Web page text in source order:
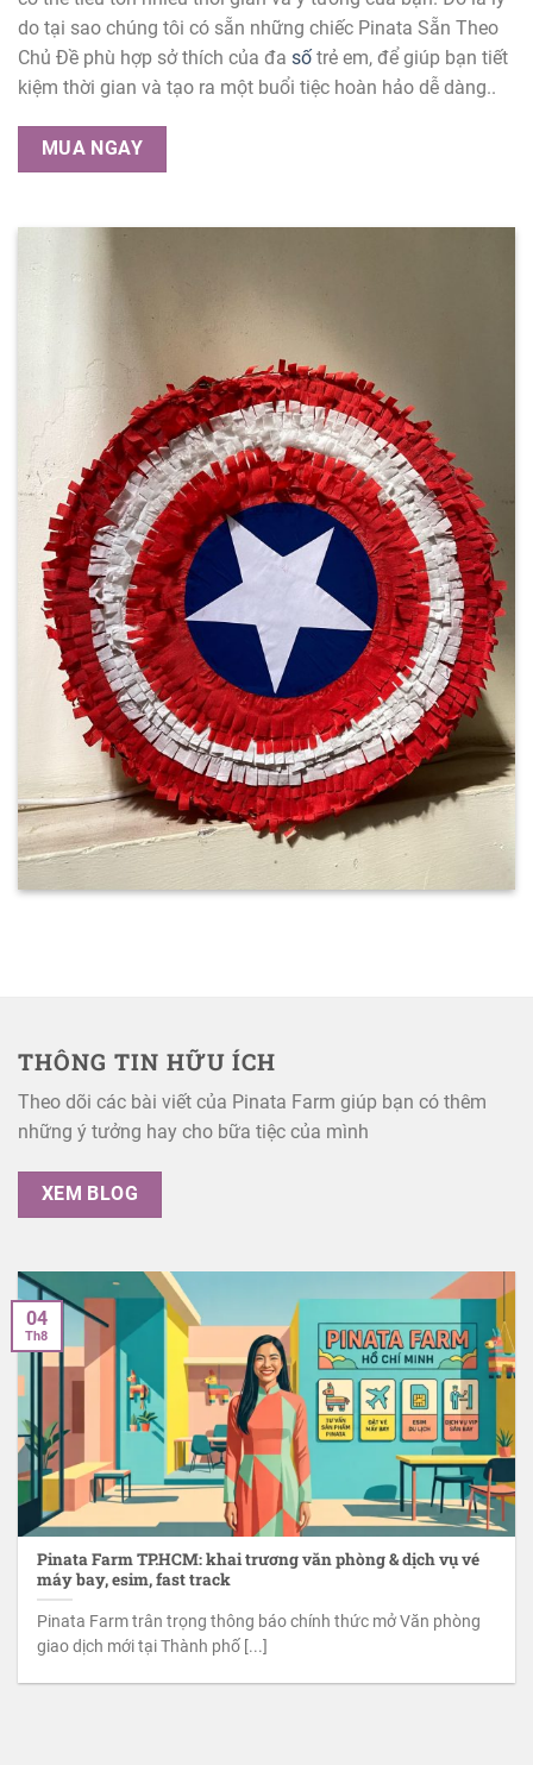
do tại sao chúng tôi có sẵn những chiếc Pinata Sẵn Theo
Chủ Đề phù hợp sở thích của đa sốtrẻ em, để giúp bạn tiết
kiệm thời gian và tạo ra một buổi tiệc hoàn hảo dễ dàng..
MUA NGAY
THÔNG TIN HỮU ÍCH
Theo dõi các bài viết của Pinata Farm giúp bạn có thêm
những ý tưởng hay cho bữa tiệc của mình
XEM BLOG
Pinata Farm TP.HCM: khai trương văn phòng & dịch vụ vé
máy bay, esim, fast track
Pinata Farm trân trọng thông báo chính thức mở Văn phòng
giao dịch mới tại Thành phố [...]
04
Th8